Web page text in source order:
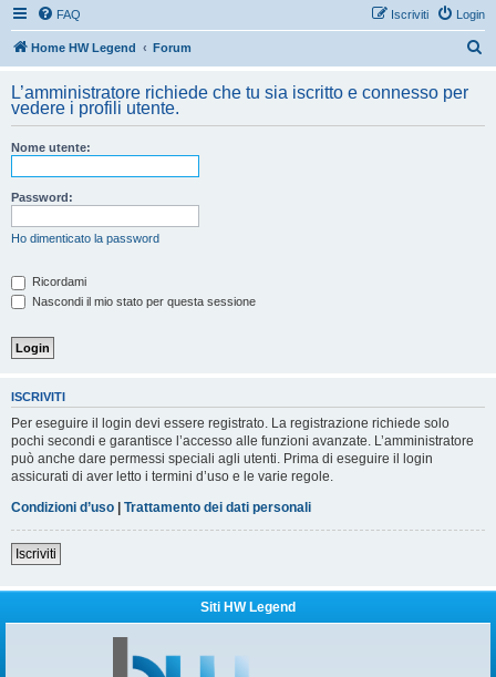
FAQ Login
Iscriviti
Home HW Legend Forum
c
L’amministratore richiede che tu sia iscritto e connesso per
vedere i profili utente.
Nome utente:
Password:
Ho dimenticato la password
Ricordami
Nascondi il mio stato per questa sessione
ISCRIVITI
Per eseguire il login devi essere registrato. La registrazione richiede solo
pochi secondi e garantisce l’accesso alle funzioni avanzate. L’amministratore
può anche dare permessi speciali agli utenti. Prima di eseguire il login
assicurati di aver letto i termini d’uso e le varie regole.
Condizioni d’uso | Trattamento dei dati personali
Iscriviti
Siti HW Legend